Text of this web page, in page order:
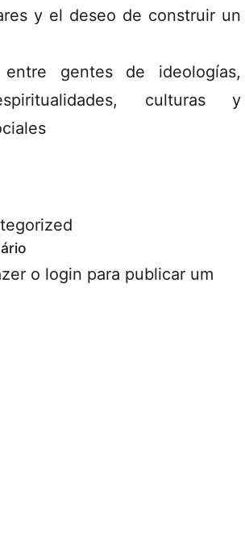
y el deseo de construir un
entre gentes de ideologías,
culturas y
o login para publicar um